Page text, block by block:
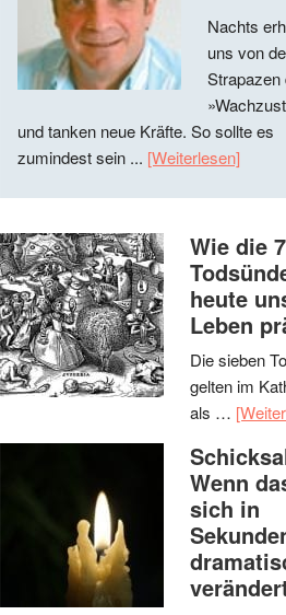
Nachts
uns von
Strapazen
und tanken neue Kräfte. So sollte es
zumindest sein ... [Weiterlesen]
Wie die 7
heute
Leben
Die sieben
gelten im
als …
Wenn
sich in